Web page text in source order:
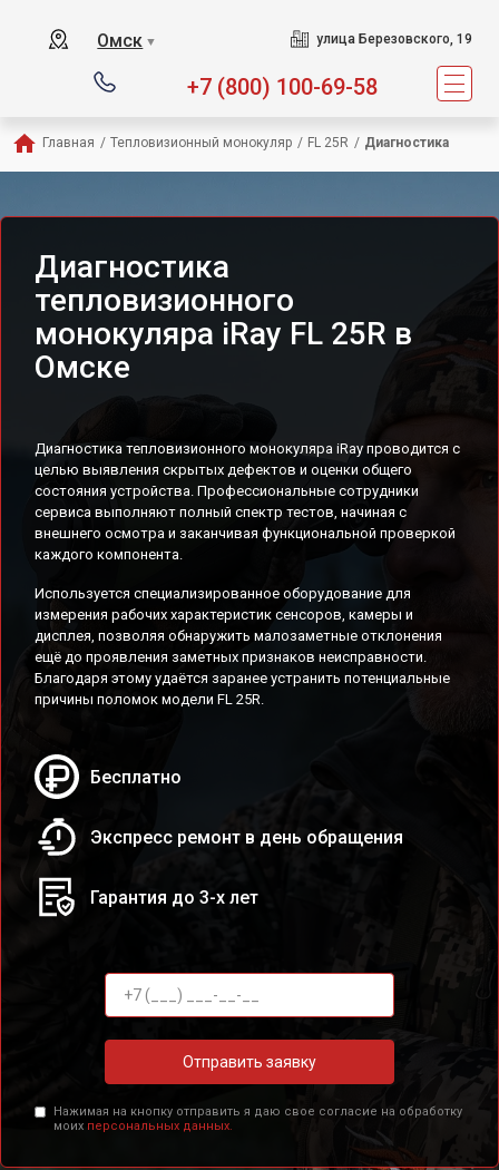
Омск ▼ улица Березовского, 19
+7 (800) 100-69-58
Главная / Тепловизионный монокуляр / FL 25R / Диагностика
Диагностика
тепловизионного
монокуляра iRay FL 25R в
Омске
Диагностика тепловизионного монокуляра iRay проводится с
целью выявления скрытых дефектов и оценки общего
состояния устройства. Профессиональные сотрудники
сервиса выполняют полный спектр тестов, начиная с
внешнего осмотра и заканчивая функциональной проверкой
каждого компонента.
Используется специализированное оборудование для
измерения рабочих характеристик сенсоров, камеры и
дисплея, позволяя обнаружить малозаметные отклонения
ещё до проявления заметных признаков неисправности.
Благодаря этому удаётся заранее устранить потенциальные
причины поломок модели FL 25R.
Бесплатно
Экспресс ремонт в день обращения
Гарантия до 3-х лет
Отправить заявку
Нажимая на кнопку отправить я даю свое согласие на обработку
моих персональных данных.